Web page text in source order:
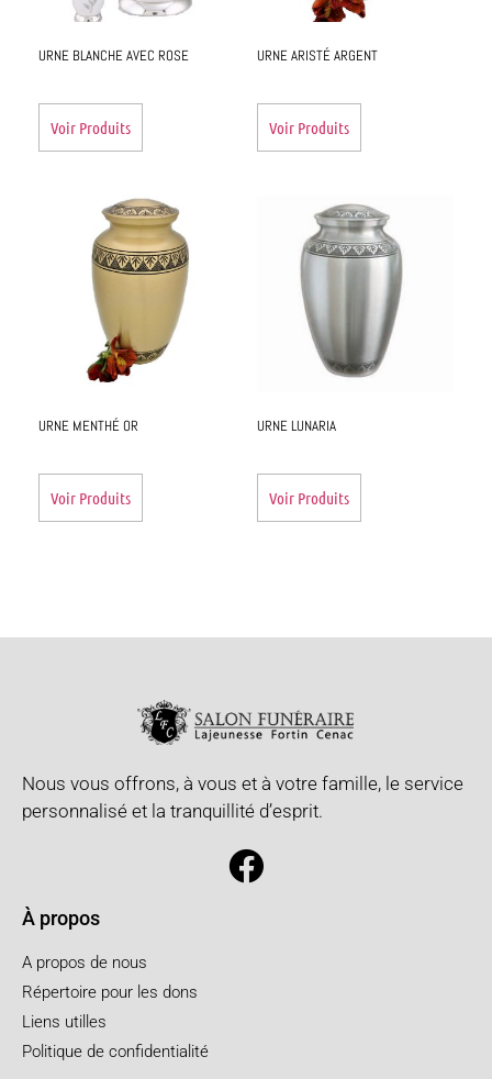
URNE BLANCHE AVEC ROSE
Voir Produits
URNE ARISTÉ ARGENT
Voir Produits
URNE MENTHÉ OR
Voir Produits
URNE LUNARIA
Voir Produits
Nous vous offrons, à vous et à votre famille, le service
personnalisé et la tranquillité d’esprit.
À propos
A propos de nous
Répertoire pour les dons
Liens utilles
Politique de confidentialité